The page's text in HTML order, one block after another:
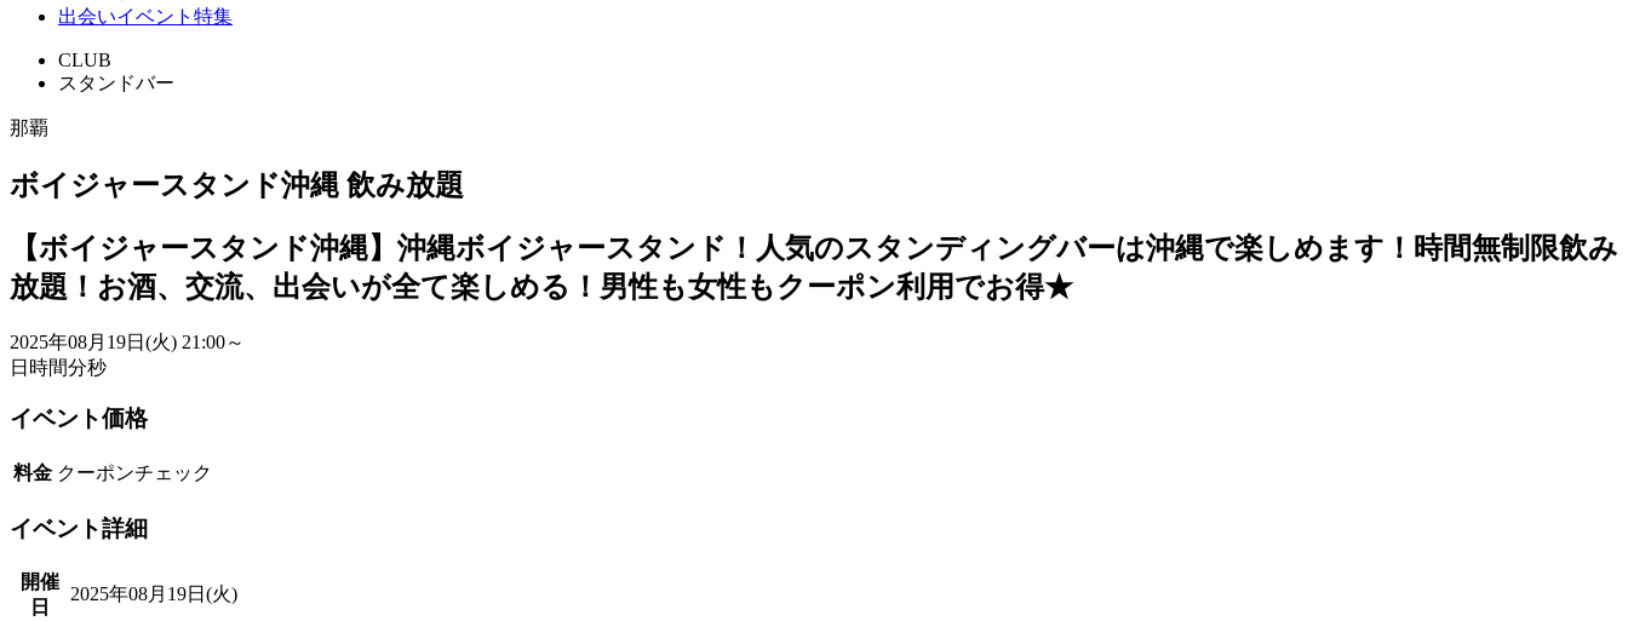
出会いイベント特集
CLUB
スタンドバー
那覇
ボイジャースタンド沖縄 飲み放題
【ボイジャースタンド沖縄】沖縄ボイジャースタンド！人気のスタンディングバーは沖縄で楽しめます！時間無制限飲み
放題！お酒、交流、出会いが全て楽しめる！男性も女性もクーポン利用でお得★
2025年08月19日(火) 21:00～
日 時間分秒
イベント価格
料金 クーポンチェック
イベント詳細
開催
日
2025年08月19日(火)